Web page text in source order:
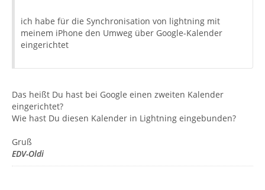
ich habe für die Synchronisation von lightning mit
meinem iPhone den Umweg über Google-Kalender
eingerichtet
Das heißt Du hast bei Google einen zweiten Kalender
eingerichtet?
Wie hast Du diesen Kalender in Lightning eingebunden?
Gruß
EDV-Oldi